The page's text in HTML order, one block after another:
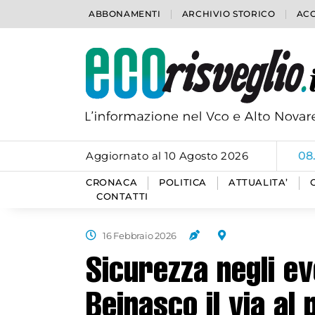
ABBONAMENTI ARCHIVIO STORICO
Aggiornato al 10 Agosto 2026
CRONACA POLITICA ATTUALITA’
CONTATTI
16 Febbraio 2026
Sicurezza negli